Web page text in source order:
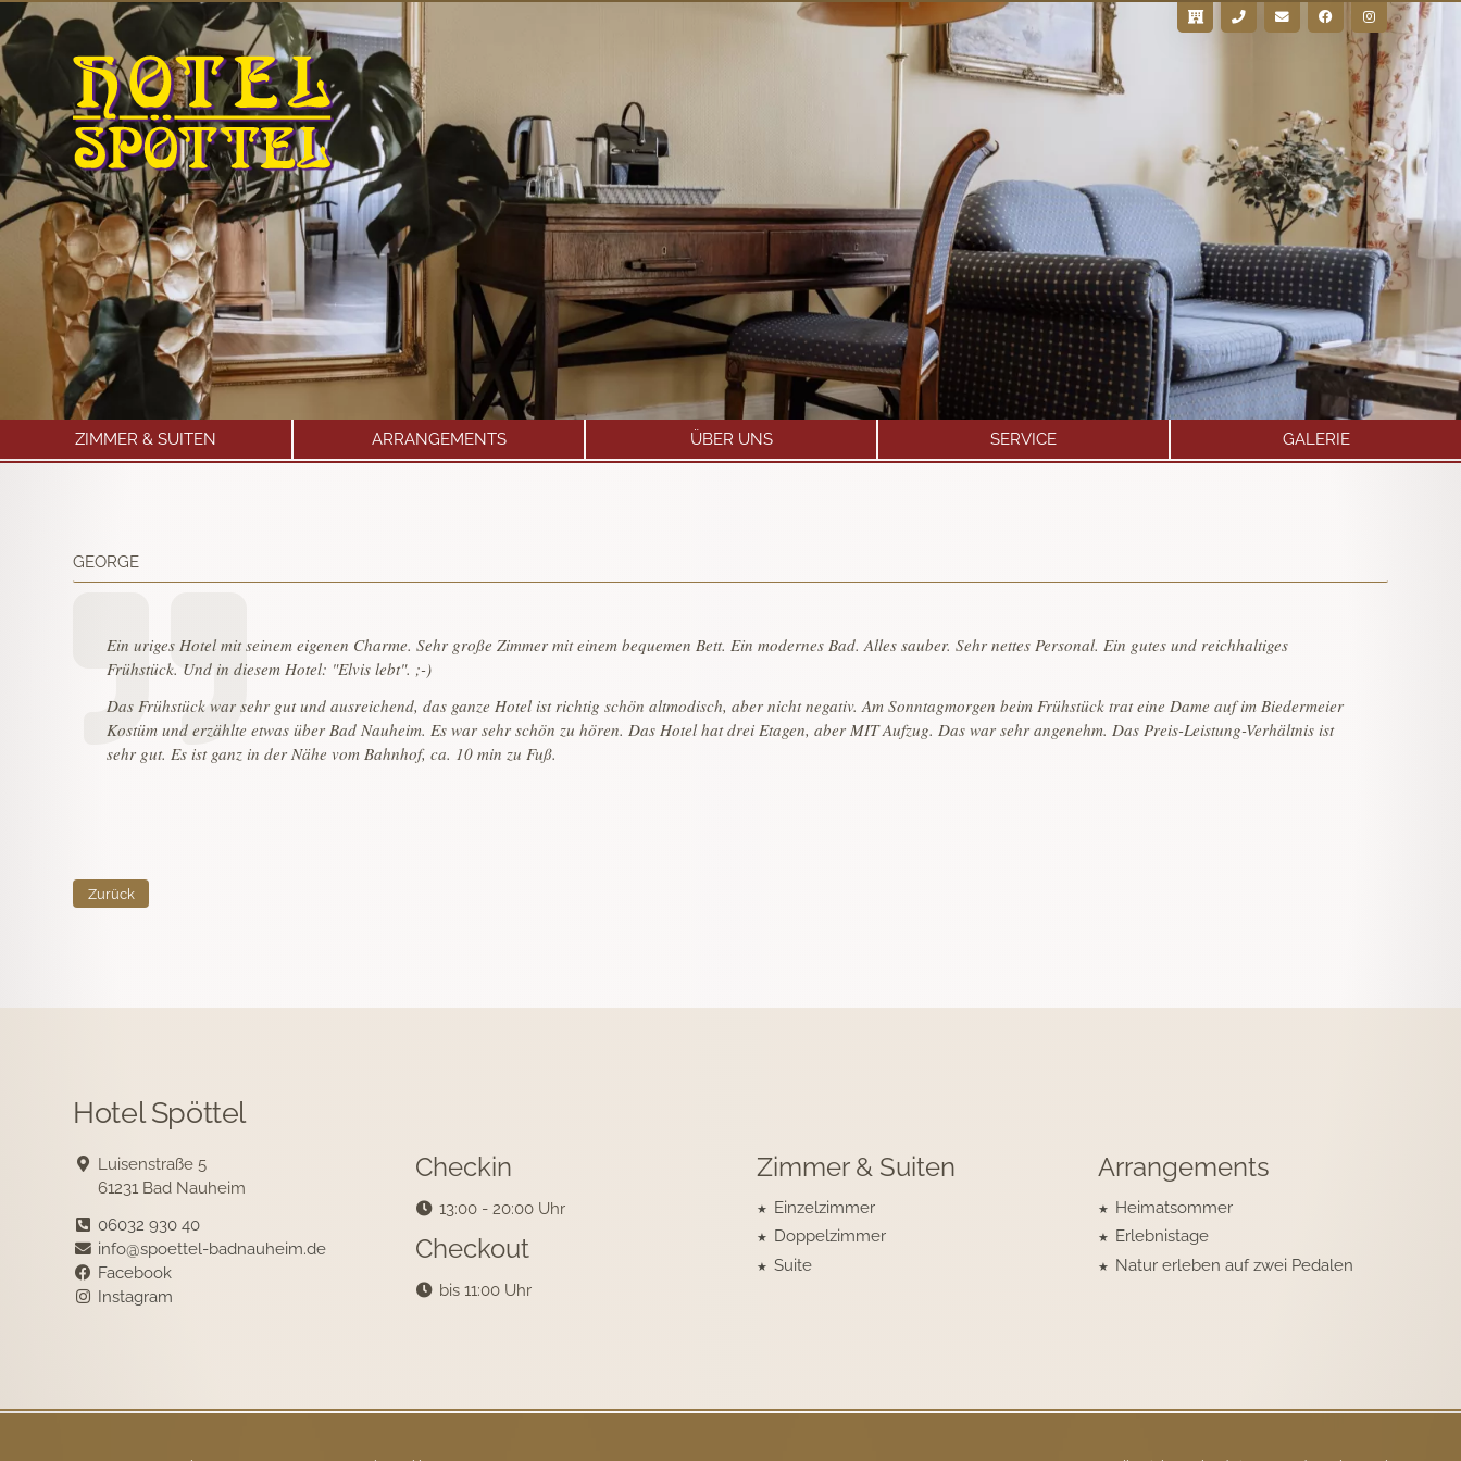
NavigationZIMMER & SUITEN ARRANGEMENTS ÜBER UNS SERVICE GALERIE
GEORGE
Ein uriges Hotel mit seinem eigenen Charme. Sehr große Zimmer mit einem bequemen Bett. Ein modernes Bad. Alles sauber. Sehr nettes Personal. Ein gutes und reichhaltiges
Frühstück. Und in diesem Hotel: "Elvis lebt". ;-)
Das Frühstück war sehr gut und ausreichend, das ganze Hotel ist richtig schön altmodisch, aber nicht negativ. Am Sonntagmorgen beim Frühstück trat eine Dame auf im Biedermeier
Kostüm und erzählte etwas über Bad Nauheim. Es war sehr schön zu hören. Das Hotel hat drei Etagen, aber MIT Aufzug. Das war sehr angenehm. Das Preis-Leistung-Verhältnis ist
sehr gut. Es ist ganz in der Nähe vom Bahnhof, ca. 10 min zu Fuß.
Zurück
Hotel Spöttel
Luisenstraße 5
61231 Bad Nauheim
06032 930 40
info@spoettel-badnauheim.de
Facebook
Instagram
Checkin
13:00 - 20:00 Uhr
Checkout
bis 11:00 Uhr
Zimmer & Suiten
Einzelzimmer
Doppelzimmer
Suite
Arrangements
Heimatsommer
Erlebnistage
Natur erleben auf zwei Pedalen